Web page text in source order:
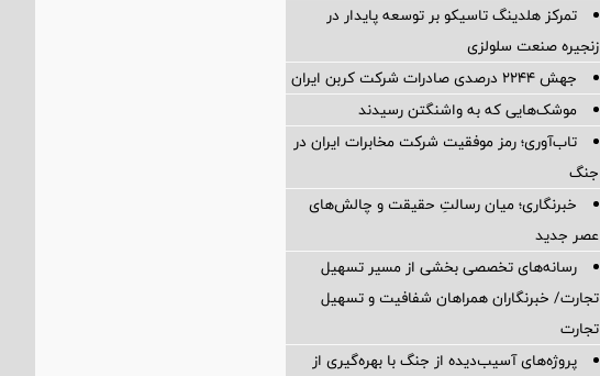
تمرکز هلدینگ تاسیکو بر توسعه پایدار در
زنجیره صنعت سلولزی
جهش ۲۲۴۴ درصدی صادرات شرکت کربن ایران
موشک‌هایی که به واشنگتن رسیدند
تاب‌آوری؛ رمز موفقیت شرکت مخابرات ایران در
جنگ
خبرنگاری؛ میان رسالتِ حقیقت و چالش‌های
عصر جدید
رسانه‌های تخصصی بخشی از مسیر تسهیل
تجارت/ خبرنگاران همراهان شفافیت و تسهیل
تجارت
پروژه‌های آسیب‌دیده از جنگ با بهره‌گیری از